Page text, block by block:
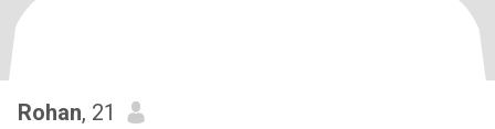
Rohan, 21